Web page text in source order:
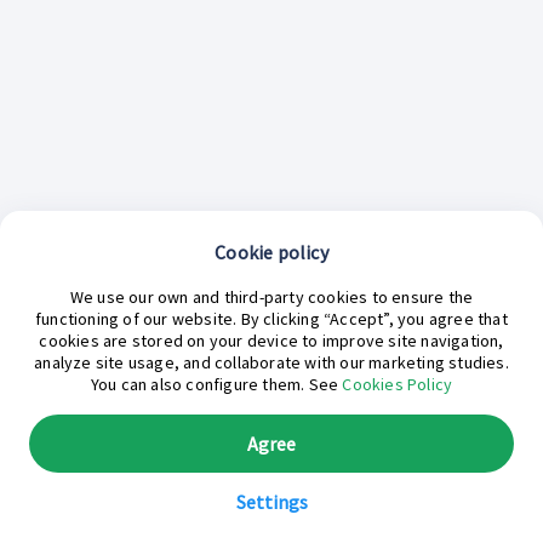
¿En qué podemos ayudarte hoy?
Cookie policy
We use our own and third-party cookies to ensure the
functioning of our website. By clicking “Accept”, you agree that
cookies are stored on your device to improve site navigation,
analyze site usage, and collaborate with our marketing studies.
You can also configure them. SeeCookies Policy
Settings
Agree